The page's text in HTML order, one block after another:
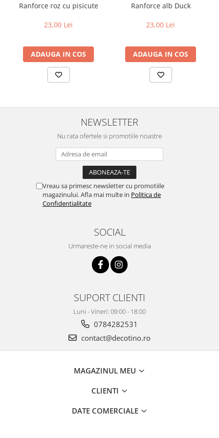
Ranforce roz cu pisicute
23,00 Lei
ADAUGA IN COS
Ranforce alb Duck
23,00 Lei
ADAUGA IN COS
NEWSLETTER
Nu rata ofertele si promotiile noastre
Vreau sa primesc newsletter cu promotiile
magazinului. Afla mai multe in Politica de
Confidentialitate
SOCIAL
Urmareste-ne in social media
SUPORT CLIENTI
Luni - Vineri: 09:00 - 18:00
0784282531
contact@decotino.ro
MAGAZINUL MEU
CLIENTI
DATE COMERCIALE